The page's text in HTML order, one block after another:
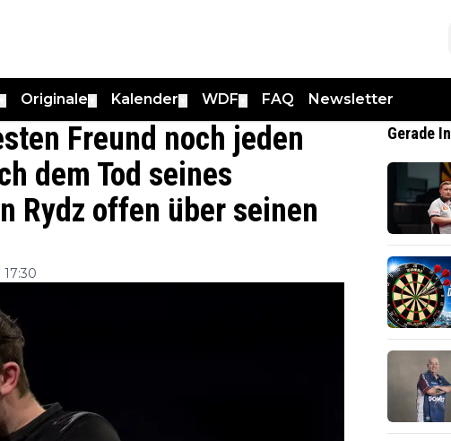
Originale Kalender WDF FAQ Newsletter
Freund noch jeden
dem Tod seines
Rydz offen über seinen
Gerade In